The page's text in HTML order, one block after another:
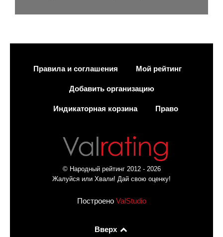
Правила и соглашения Мой рейтинг
Добавить организацию
Индикаторная корзина Право
© Народный рейтинг 2012 - 2026
Жалуйся или Хвали! Дай свою оценку!
Построено ValStudio
Вверх